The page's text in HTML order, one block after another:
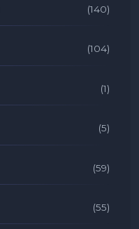
(140)
(104)
(1)
(5)
(59)
(55)